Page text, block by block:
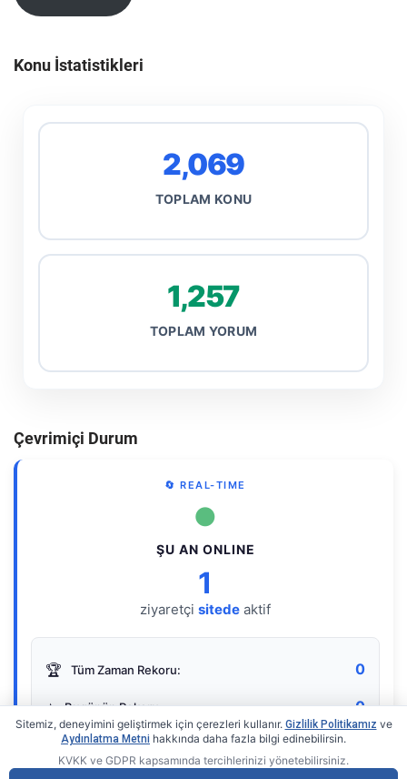
Konu İstatistikleri
2,069
TOPLAM KONU
1,257
TOPLAM YORUM
Çevrimiçi Durum
🔄 REAL-TIME
●
ŞU AN ONLINE
1
ziyaretçi sitede aktif
🏆 Tüm Zaman Rekoru: 0
⭐ Bugünün Rekoru: 0
Sitemiz, deneyimini geliştirmek için çerezleri kullanır. Gizlilik Politikamız ve
Aydınlatma Metni hakkında daha fazla bilgi edinebilirsin.
KVKK ve GDPR kapsamında tercihlerinizi yönetebilirsiniz.